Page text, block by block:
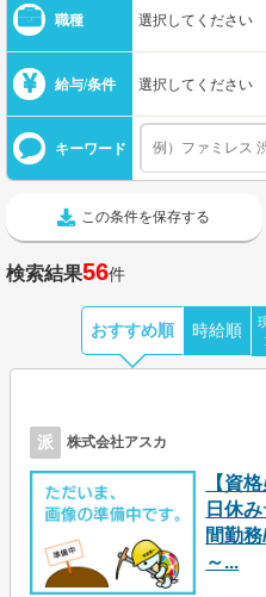
職種 選択してください
給与/条件 選択してください
キーワード
この条件を保存する
検索結果56件
おすすめ順 時給順
派 株式会社アスカ
【資
日休
間勤
～...